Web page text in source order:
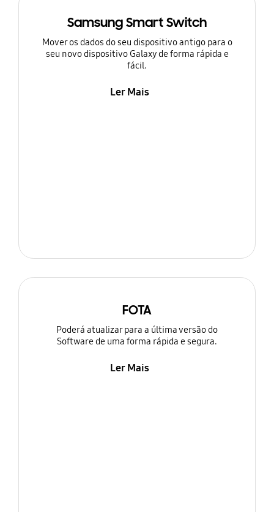
Samsung Smart Switch
Mover os dados do seu dispositivo antigo para o
seu novo dispositivo Galaxy de forma rápida e
fácil.
Ler Mais
FOTA
Poderá atualizar para a última versão do
Software de uma forma rápida e segura.
Ler Mais